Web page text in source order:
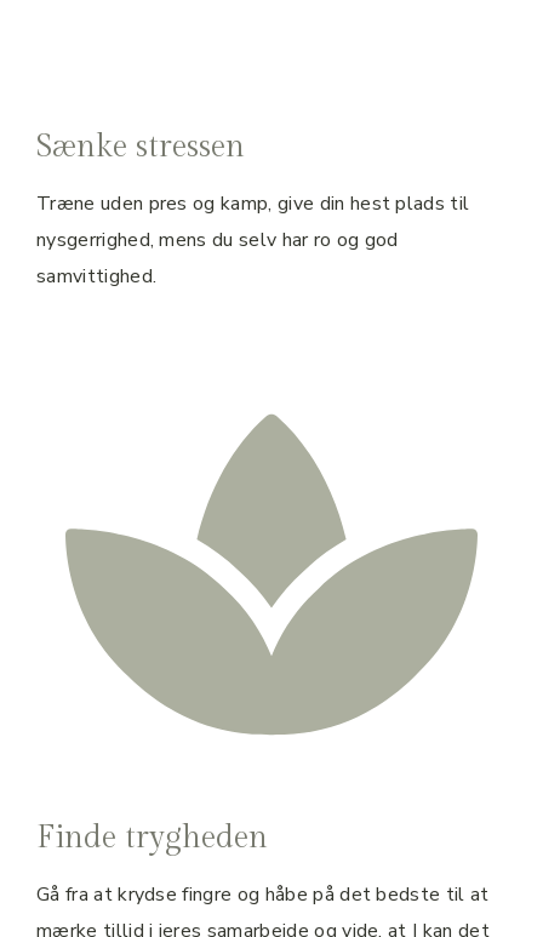
Sænke stressen
Træne uden pres og kamp, give din hest plads til
nysgerrighed, mens du selv har ro og god
samvittighed.
Finde trygheden
Gå fra at krydse fingre og håbe på det bedste til at
mærke tillid i jeres samarbejde og vide, at I kan det